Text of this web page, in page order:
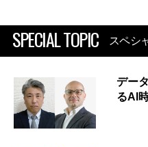
SPECIAL TOPIC スペシ
デー
るAI